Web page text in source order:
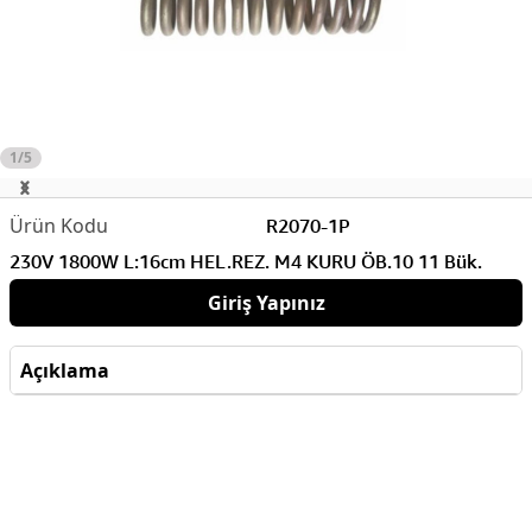
1/5
R2070-1P
230V 1800W L:16cm HEL.REZ. M4 KURU ÖB.10 11 Bük.
Giriş Yapınız
Açıklama